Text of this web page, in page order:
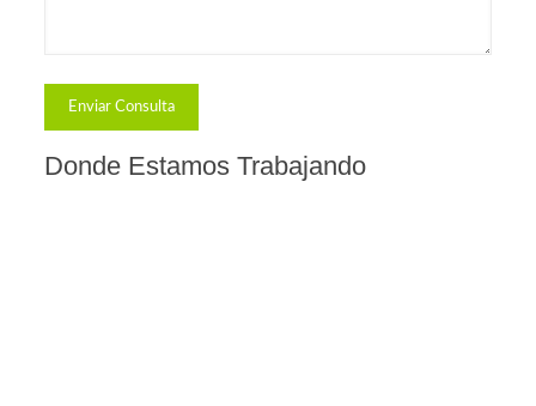
Donde Estamos Trabajando